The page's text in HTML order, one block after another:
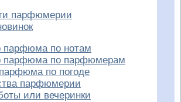
парфюмерии
парфюма по нотам
парфюма по парфюмерам
по погоде
парфюмерии
или вечеринки